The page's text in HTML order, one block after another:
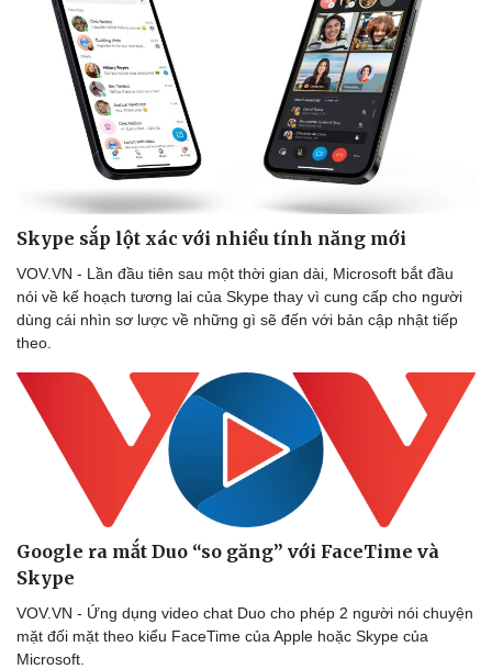
Di sản
Du lịch
Tư vấn
check-in
Podcast
Cửa sổ tình yêu
Kể chuyện cho bé
Skype sắp lột xác với nhiều tính năng mới
VOV.VN - Lần đầu tiên sau một thời gian dài, Microsoft bắt đầu
nói về kế hoạch tương lai của Skype thay vì cung cấp cho người
dùng cái nhìn sơ lược về những gì sẽ đến với bản cập nhật tiếp
theo.
Google ra mắt Duo “so găng” với FaceTime và
Skype
VOV.VN - Ứng dụng video chat Duo cho phép 2 người nói chuyện
mặt đối mặt theo kiểu FaceTime của Apple hoặc Skype của
Microsoft.